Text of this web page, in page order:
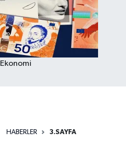
Ekonomi
HABERLER 3.SAYFA